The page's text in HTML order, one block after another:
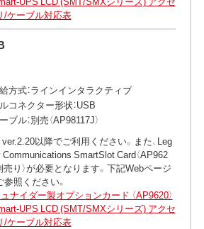
/ケーブル対応表
方式：ラインインタラクティブ
コネクター形状：USB
ブル：別売（AP98117J）
ver.2.20以降でご利用ください。また、Leg
SmartSlot Card（AP962
売り）が必要となります。下記Webページ
参照ください。
ナイダー製オプションカード （AP9620）
UPS LCD (SMT/SMXシリーズ) アクセ
/ケーブル対応表